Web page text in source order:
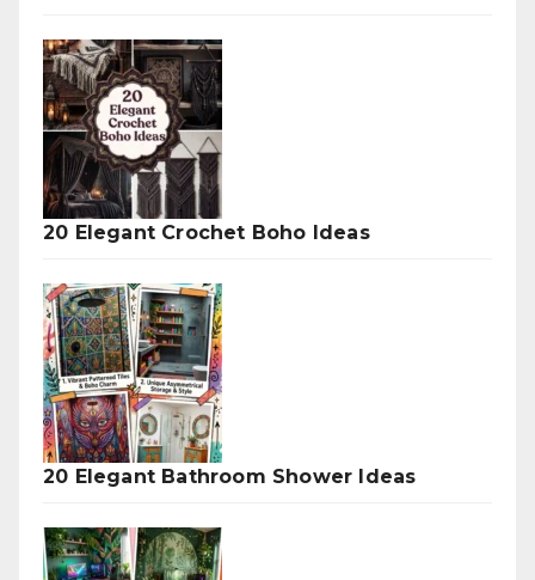
20 Elegant Crochet Boho Ideas
20 Elegant Bathroom Shower Ideas